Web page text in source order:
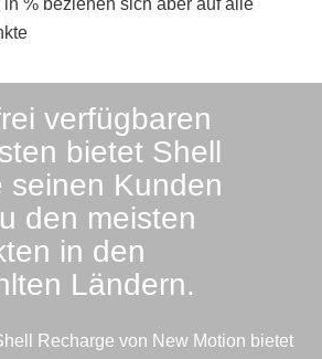
% beziehen sich aber auf alle
verfügbaren
bietet Shell
seinen Kunden
den meisten
in den
Ländern.
Recharge von New Motion bietet